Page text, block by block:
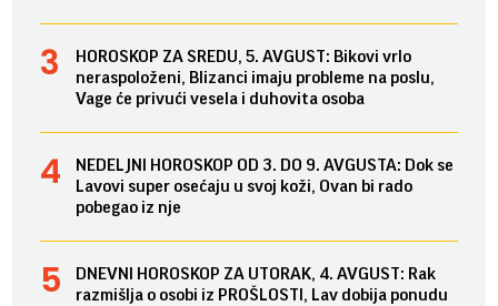
HOROSKOP ZA SREDU, 5. AVGUST: Bikovi vrlo
neraspoloženi, Blizanci imaju probleme na poslu,
Vage će privući vesela i duhovita osoba
NEDELJNI HOROSKOP OD 3. DO 9. AVGUSTA: Dok se
Lavovi super osećaju u svoj koži, Ovan bi rado
pobegao iz nje
DNEVNI HOROSKOP ZA UTORAK, 4. AVGUST: Rak
razmišlja o osobi iz PROŠLOSTI, Lav dobija ponudu